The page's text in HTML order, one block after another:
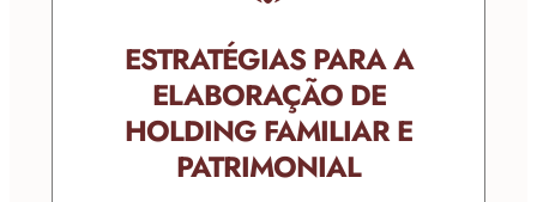
ESTRATÉGIAS PARA A
ELABORAÇÃO DE
HOLDING FAMILIAR E
PATRIMONIAL